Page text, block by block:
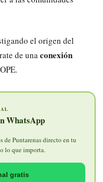
el origen del
de unaconexión
WhatsApp
de Puntarenas directo en tu
lo que importa.
gratis